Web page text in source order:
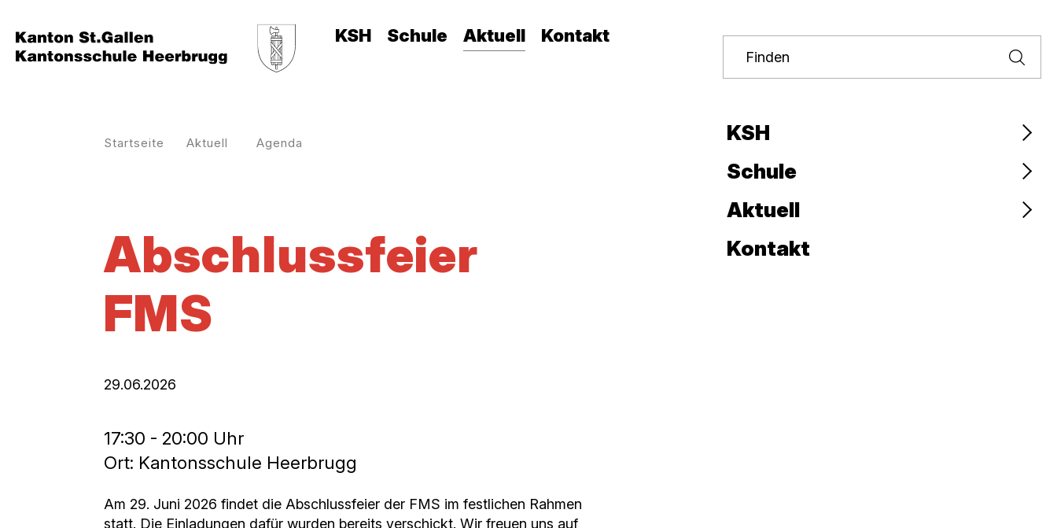
KSH Schule Aktuell Kontakt
Startseite Aktuell Agenda
Abschlussfeier
FMS
29.06.2026
17:30 - 20:00 Uhr
Ort: Kantonsschule Heerbrugg
Am 29. Juni 2026 findet die Abschlussfeier der FMS im festlichen Rahmen
statt. Die Einladungen dafür wurden bereits verschickt. Wir freuen uns auf
Finden
KSH
Schule
Aktuell
Kontakt